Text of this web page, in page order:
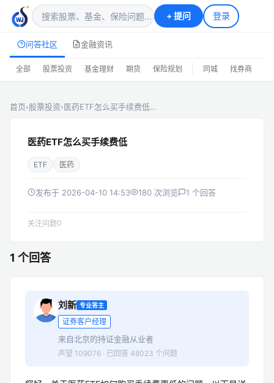
+提问 登录
问答社区 金融资讯
全部 股票投资 基金理财 期货 保险规划 同城 找券商
首页›股票投资›医药ETF怎么买手续费低…
医药ETF怎么买手续费低
ETF 医药
发布于 2026-04-10 14:53 180 次浏览 1 个回答
关注问题0
1 个回答
刘新 专业答主
证券客户经理
来自北京的持证金融从业者
声望 109076 · 已回答 48023 个问题